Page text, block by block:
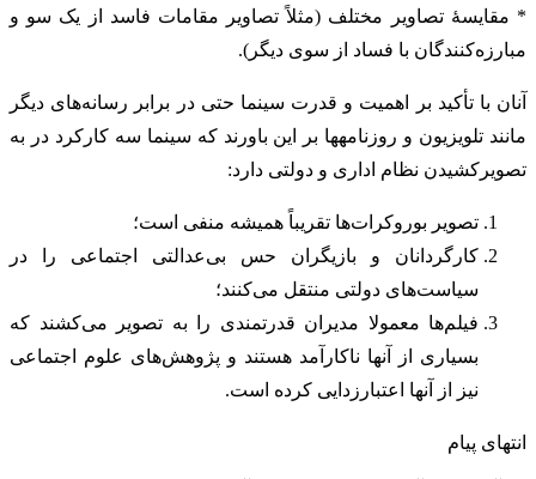
* مقایسۀ تصاویر مختلف (مثلاً تصاویر مقامات فاسد از یک سو و
مبارزه‌کنندگان با فساد از سوی دیگر).
آنان با تأکید بر اهمیت و قدرت سینما حتی در برابر رسانه‌های دیگر
مانند تلویزیون و روزنامه‎ها بر این باورند که سینما سه کارکرد در به
تصویرکشیدن نظام اداری و دولتی دارد:
تصویر بوروکرات‌ها تقریباً همیشه منفی است؛
کارگردانان و بازیگران حس بی‌عدالتی اجتماعی را در
سیاست‌های دولتی منتقل می‌کنند؛
فیلم‌ها معمولا مدیران قدرتمندی را به تصویر می‌کشند که
بسیاری از آنها ناکارآمد هستند و پژوهش‌های علوم اجتماعی
نیز از آنها اعتبارزدایی کرده است.
انتهای پیام